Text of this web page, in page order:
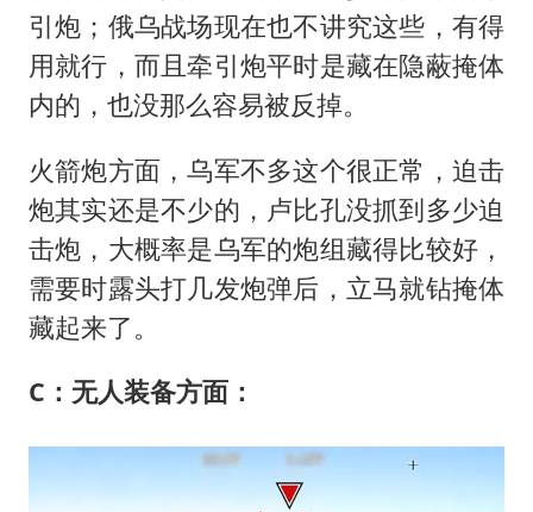
引炮；俄乌战场现在也不讲究这些，有得
用就行，而且牵引炮平时是藏在隐蔽掩体
内的，也没那么容易被反掉。
火箭炮方面，乌军不多这个很正常，迫击
炮其实还是不少的，卢比孔没抓到多少迫
击炮，大概率是乌军的炮组藏得比较好，
需要时露头打几发炮弹后，立马就钻掩体
藏起来了。
C：无人装备方面：